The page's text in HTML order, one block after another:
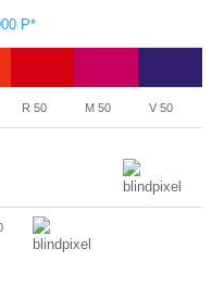
P*
R 50 M 50 V 50